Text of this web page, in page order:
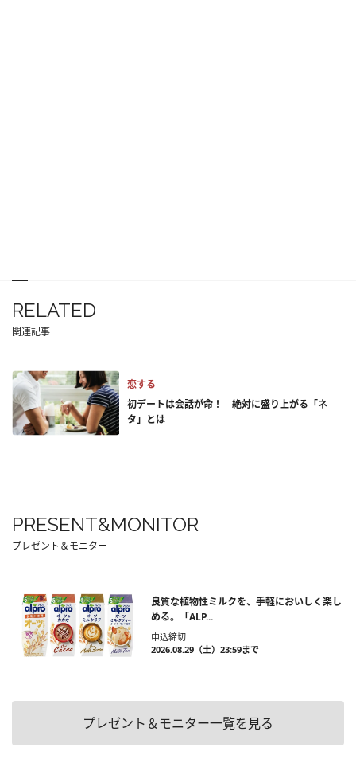
RELATED
関連記事
恋する
初デートは会話が命！ 絶対に盛り上がる「ネ
タ」とは
PRESENT&MONITOR
プレゼント＆モニター
良質な植物性ミルクを、手軽においしく楽し
める。「ALP...
申込締切
2026.08.29（土）23:59まで
プレゼント＆モニター一覧を見る